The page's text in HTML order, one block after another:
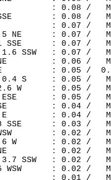
N            : 0.08 /
SSE        : 0.08 /
NW           : 0.07 /
2.5 NE      : 0.07 /
3.1 SSE      : 0.07 /
1.6 SSW   : 0.07
ENE         : 0.06 /
SE          : 0.05
0.4 S     : 0.05 /
2.6 W      : 0.05 /
2.2 ESE       : 0.05 /
ESE         : 0.04 /
3.2 E         : 0.04 /
4.8 SSE      : 0.03 /
WSW        : 0.02 /
3.6 W       : 0.02 /
NNE         : 0.02 /
3.7 SSW   : 0.02
2.6 WSW      : 0.02 /
NW           : 0.01 /